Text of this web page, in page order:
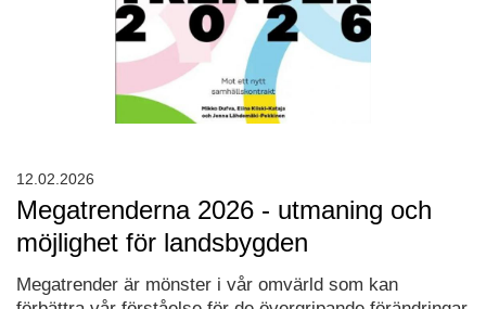
Megatrenderna 2026 - utmaning och
möjlighet för landsbygden
Megatrender är mönster i vår omvärld som kan
12.02.2026